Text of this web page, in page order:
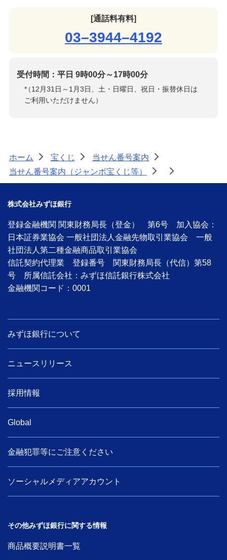
[通話料有料]
03–3944–4192
受付時間：平日 9時00分～17時00分
*
（12月31日～1月3日、土・日曜日、祝日・振替休日は
ご利用いただけません）
ホーム > 宝くじ > 当せん番号案内
>
当せん番号案内（ジャンボ宝くじ等）
> >
株式会社みずほ銀行
登録金融機関 関東財務局長（登金） 第6号 加入協会：
日本証券業協会 一般社団法人金融先物取引業協会 一般
社団法人第二種金融商品取引業協会
信託契約代理業 登録番号 関東財務局長（代信）第58
号 所属信託会社：みずほ信託銀行株式会社
金融機関コード：0001
みずほ銀行について
ニュースリリース
採用情報
Global
金融犯罪等にご注意ください
ソーシャルメディアアカウント
その他みずほ銀行に関する情報
商品概要説明書一覧